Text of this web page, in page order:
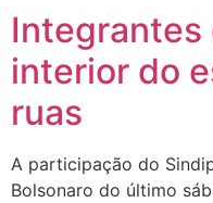
Integrantes
interior do
ruas
A participação do
Bolsonaro do último